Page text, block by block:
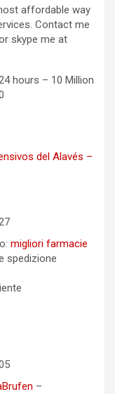
affordable way
Contact me
skype me at
hours – 10 Million
del Alavés –
migliori farmacie
spedizione
–